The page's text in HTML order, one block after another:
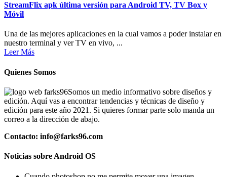
StreamFlix apk última versión para Android TV, TV Box y
Móvil
Una de las mejores aplicaciones en la cual vamos a poder instalar en
nuestro terminal y ver TV en vivo, ...
Leer Más
Quienes Somos
Somos un medio informativo sobre diseños y
edición. Aquí vas a encontrar tendencias y técnicas de diseño y
edición para este año 2021. Si quieres formar parte solo manda un
correo a la dirección de abajo.
Contacto: info@farks96.com
Noticias sobre Android OS